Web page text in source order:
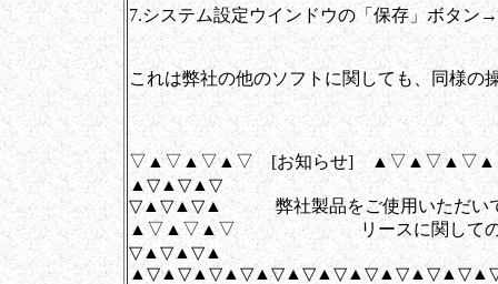
7.システム設定ウインドウの「保存」ボタン
これは弊社の他のソフトに関しても、同様の
▽▲▽▲▽▲▽ [お知らせ]
▲▽▲▽▲▽
▽▲▽▲▽▲ 弊社製品をご使用いただいて
▲▽▲▽▲▽ リースに関してのお
▽▲▽▲▽▲